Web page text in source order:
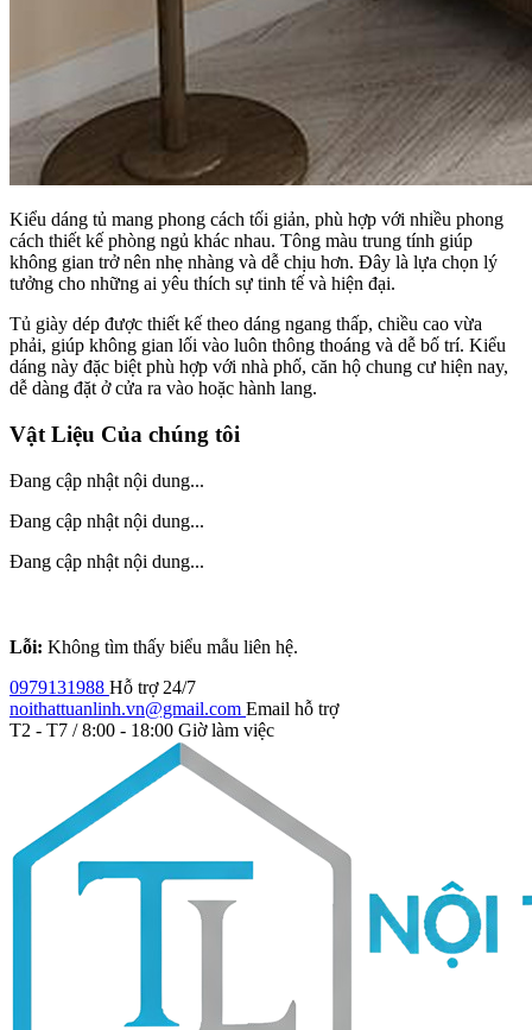
Kiểu dáng tủ mang phong cách tối giản, phù hợp với nhiều phong
cách thiết kế phòng ngủ khác nhau. Tông màu trung tính giúp
không gian trở nên nhẹ nhàng và dễ chịu hơn. Đây là lựa chọn lý
tưởng cho những ai yêu thích sự tinh tế và hiện đại.
Tủ giày dép được thiết kế theo dáng ngang thấp, chiều cao vừa
phải, giúp không gian lối vào luôn thông thoáng và dễ bố trí. Kiểu
dáng này đặc biệt phù hợp với nhà phố, căn hộ chung cư hiện nay,
dễ dàng đặt ở cửa ra vào hoặc hành lang.
Vật Liệu Của chúng tôi
Đang cập nhật nội dung...
Đang cập nhật nội dung...
Đang cập nhật nội dung...
Lỗi: Không tìm thấy biểu mẫu liên hệ.
0979131988 Hỗ trợ 24/7
noithattuanlinh.vn@gmail.com Email hỗ trợ
T2 - T7 / 8:00 - 18:00 Giờ làm việc